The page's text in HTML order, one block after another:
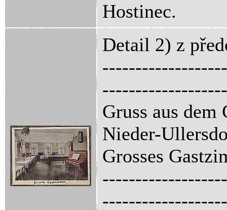
Hostinec.
Detail 2) z
-------------------
Gruss aus dem
Nieder-
Grosses
-------------------